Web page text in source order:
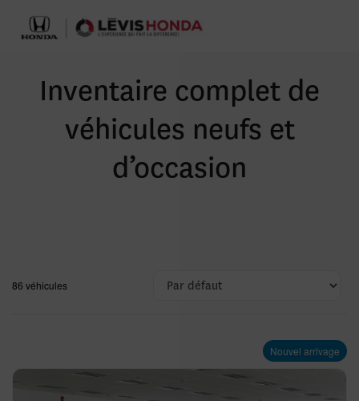
Inventaire complet de
véhicules neufs et
d’occasion
86 véhicules
Nouvel arrivage